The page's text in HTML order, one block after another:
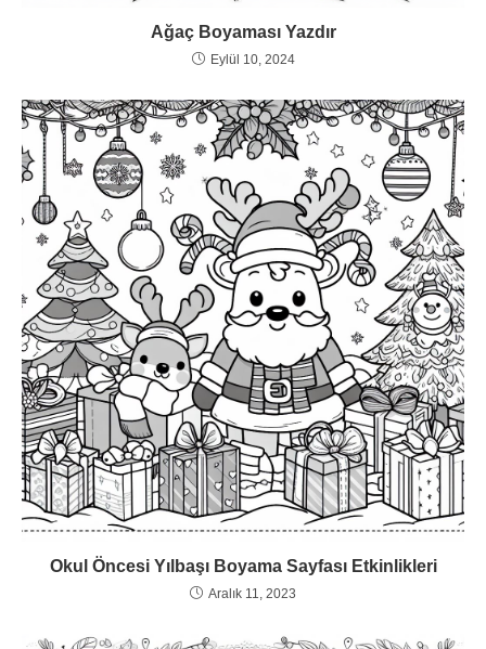
Ağaç Boyaması Yazdır
Eylül 10, 2024
Okul Öncesi Yılbaşı Boyama Sayfası Etkinlikleri
Aralık 11, 2023